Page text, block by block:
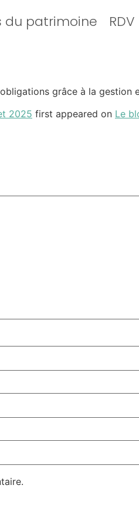
du patrimoine
grâce à la gestion
2025 first appeared on Le